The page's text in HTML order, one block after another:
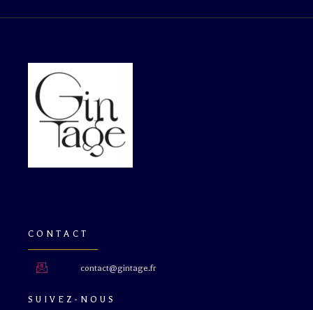
CONTACT
contact@gintage.fr
SUIVEZ-NOUS